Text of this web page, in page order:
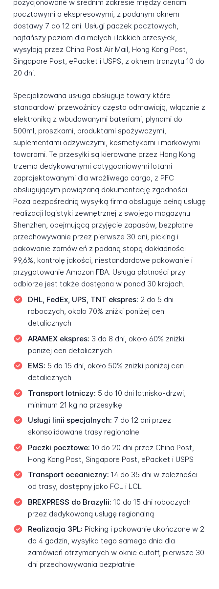
pozycjonowane w średnim zakresie między cenami
pocztowymi a ekspresowymi, z podanym oknem
dostawy 7 do 12 dni. Usługi paczek pocztowych,
najtańszy poziom dla małych i lekkich przesyłek,
wysyłają przez China Post Air Mail, Hong Kong Post,
Singapore Post, ePacket i USPS, z oknem tranzytu 10 do
20 dni.
Specjalizowana usługa obsługuje towary które
standardowi przewoźnicy często odmawiają, włącznie z
elektroniką z wbudowanymi bateriami, płynami do
500ml, proszkami, produktami spożywczymi,
suplementami odżywczymi, kosmetykami i markowymi
towarami. Te przesyłki są kierowane przez Hong Kong
trzema dedykowanymi cotygodniowymi lotami
zaprojektowanymi dla wrażliwego cargo, z PFC
obsługującym powiązaną dokumentację zgodności.
Poza bezpośrednią wysyłką firma obsługuje pełną usługę
realizacji logistyki zewnętrznej z swojego magazynu
Shenzhen, obejmującą przyjęcie zapasów, bezpłatne
przechowywanie przez pierwsze 30 dni, picking i
pakowanie zamówień z podaną stopą dokładności
99,6%, kontrolę jakości, niestandardowe pakowanie i
przygotowanie Amazon FBA. Usługa płatności przy
odbiorze jest także dostępna w ponad 30 krajach.
DHL, FedEx, UPS, TNT ekspres: 2 do 5 dni
roboczych, około 70% zniżki poniżej cen
detalicznych
ARAMEX ekspres: 3 do 8 dni, około 60% zniżki
poniżej cen detalicznych
EMS: 5 do 15 dni, około 50% zniżki poniżej cen
detalicznych
Transport lotniczy: 5 do 10 dni lotnisko-drzwi,
minimum 21 kg na przesyłkę
Usługi linii specjalnych: 7 do 12 dni przez
skonsolidowane trasy regionalne
Paczki pocztowe: 10 do 20 dni przez China Post,
Hong Kong Post, Singapore Post, ePacket i USPS
Transport oceaniczny: 14 do 35 dni w zależności
od trasy, dostępny jako FCL i LCL
BREXPRESS do Brazylii: 10 do 15 dni roboczych
przez dedykowaną usługę regionalną
Realizacja 3PL: Picking i pakowanie ukończone w 2
do 4 godzin, wysyłka tego samego dnia dla
zamówień otrzymanych w oknie cutoff, pierwsze 30
dni przechowywania bezpłatnie